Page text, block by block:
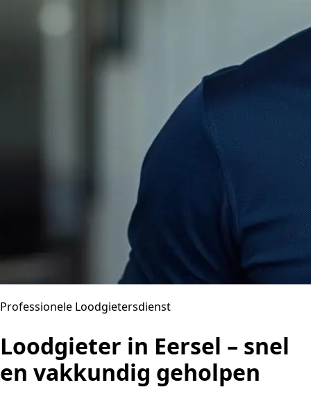
Professionele Loodgietersdienst
Loodgieter in Eersel – snel
en vakkundig geholpen